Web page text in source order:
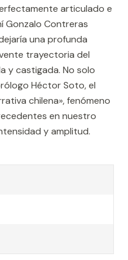
articulado e
Gonzalo Contreras
una profunda
trayectoria del
y castigada. No solo
Héctor Soto, el
chilena», fenómeno
en nuestro
y amplitud.